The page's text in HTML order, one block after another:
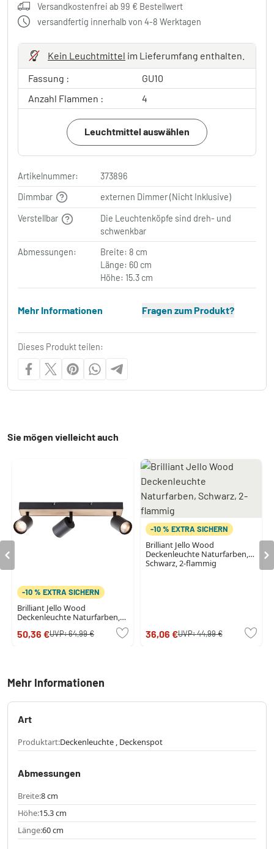
Versandkostenfrei ab 99 € Bestellwert
versandfertig innerhalb von 4-8 Werktagen
Kein Leuchtmittel im Lieferumfang enthalten.
Fassung :
GU10
Anzahl Flammen :
4
Leuchtmittel auswählen
Artikelnummer:
373896
Dimmbar
externen Dimmer (Nicht Inklusive)
Verstellbar
Die Leuchtenköpfe sind dreh- und
schwenkbar
Abmessungen:
Breite: 8 cm
Länge: 60 cm
Höhe: 15.3 cm
Mehr Informationen Fragen zum Produkt?
Dieses Produkt teilen:
Sie mögen vielleicht auch
-10 % EXTRA SICHERN
Brilliant Jello Wood
Deckenleuchte Naturfarben,
50,36 €UVP:64,99 €
-10 % EXTRA SICHERN
Brilliant Jello Wood
Deckenleuchte Naturfarben,
Schwarz, 2-flammig
36,06 €UVP:44,99 €
Mehr Informationen
Art
Produktart:Deckenleuchte , Deckenspot
Abmessungen
Breite:8 cm
Höhe:15.3 cm
Länge:60 cm